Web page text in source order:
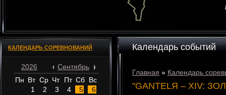
КАЛЕНДАРЬ СОРЕВНОВАНИЙ
2026
Сентябрь
Пн Вт Ср Чт Пт Сб Вс
1
2 3 4 5
6
Календарь событий
Главная » Календарь
"GANTELЯ – XIV: